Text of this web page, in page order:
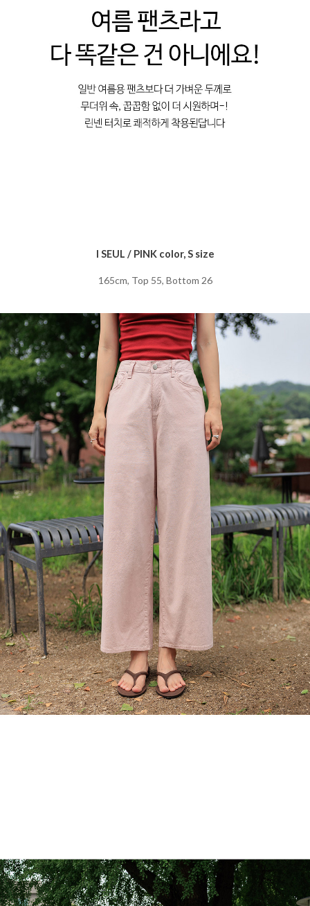
I SEUL / PINK color, S size
165cm, Top 55, Bottom 26